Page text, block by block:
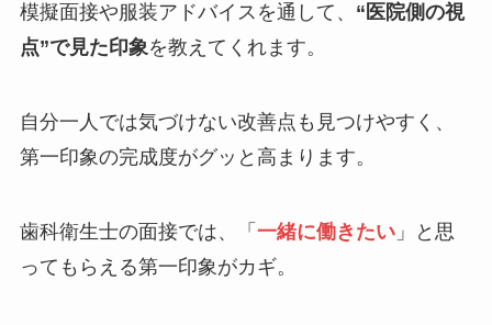
模擬面接や服装アドバイスを通して、 “医院側の視
点”で見た印象を教えてくれます。
自分一人では気づけない改善点も見つけやすく、
第一印象の完成度がグッと高まります。
歯科衛生士の面接では、「 一緒に働きたい」と思
ってもらえる第一印象がカギ。